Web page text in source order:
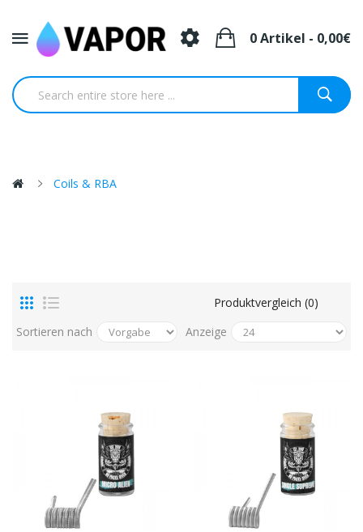
0 Artikel - 0,00€
Coils & RBA
Produktvergleich (0)
Sortieren nach
Anzeige